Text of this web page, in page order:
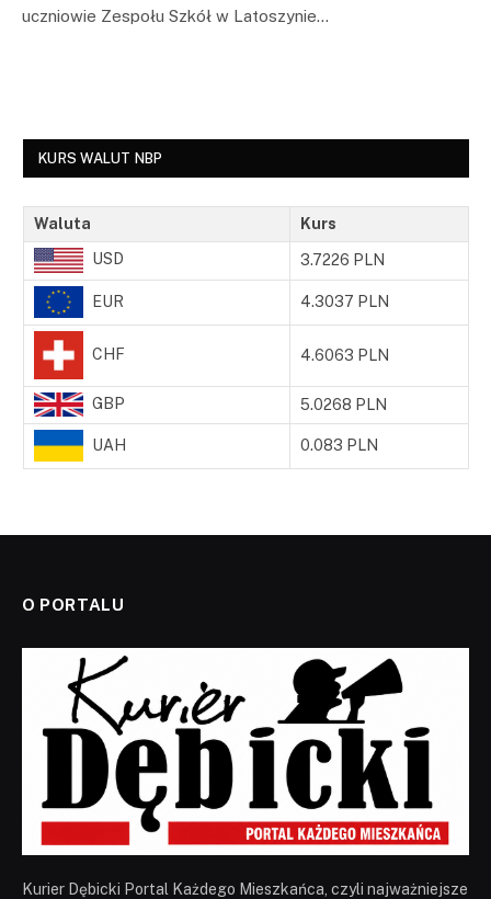
uczniowie Zespołu Szkół w Latoszynie…
KURS WALUT NBP
Waluta Kurs
USD 3.7226 PLN
EUR 4.3037 PLN
CHF 4.6063 PLN
GBP 5.0268 PLN
UAH 0.083 PLN
O PORTALU
Kurier Dębicki Portal Każdego Mieszkańca, czyli najważniejsze